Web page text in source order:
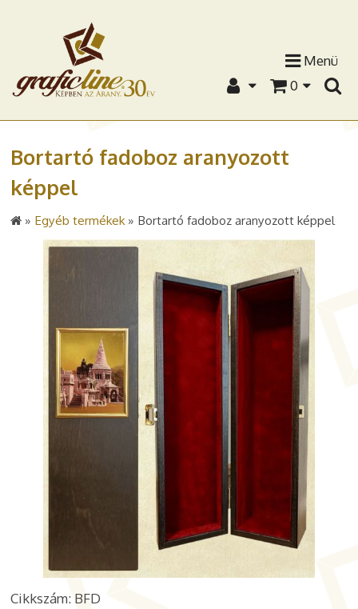
Menü
0
Bortartó fadoboz aranyozott
képpel
» Egyéb termékek» Bortartó fadoboz aranyozott képpel
Cikkszám: BFD